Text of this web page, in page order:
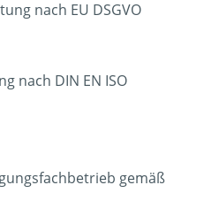
nach EU DSGVO
nach DIN EN ISO
gemäß